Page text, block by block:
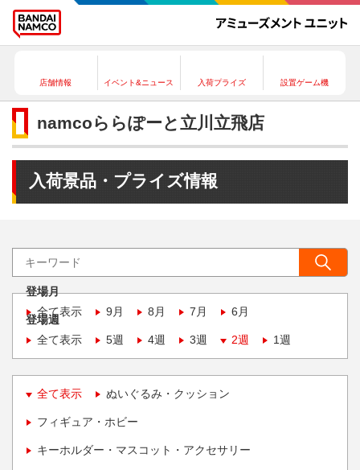
店舗情報 イベント&ニュース 入荷プライズ 設置ゲーム機
namcoららぽーと立川立飛店
入荷景品・プライズ情報
登場月
全て表示
9月 8月 7月 6月
登場週
全て表示
5週 4週 3週 2週 1週
全て表示 ぬいぐるみ・クッション
フィギュア・ホビー
キーホルダー・マスコット・アクセサリー